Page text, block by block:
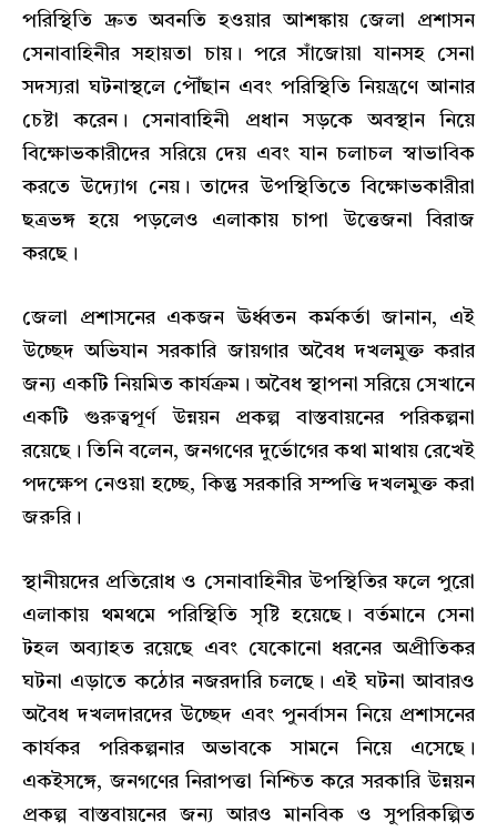
পরিস্থিতি দ্রুত অবনতি হওয়ার আশঙ্কায় জেলা প্রশাসন
সেনাবাহিনীর সহায়তা চায়। পরে সাঁজোয়া যানসহ সেনা
সদস্যরা ঘটনাস্থলে পৌঁছান এবং পরিস্থিতি নিয়ন্ত্রণে আনার
চেষ্টা করেন। সেনাবাহিনী প্রধান সড়কে অবস্থান নিয়ে
বিক্ষোভকারীদের সরিয়ে দেয় এবং যান চলাচল স্বাভাবিক
করতে উদ্যোগ নেয়। তাদের উপস্থিতিতে বিক্ষোভকারীরা
ছত্রভঙ্গ হয়ে পড়লেও এলাকায় চাপা উত্তেজনা বিরাজ
করছে।
জেলা প্রশাসনের একজন ঊর্ধ্বতন কর্মকর্তা জানান, এই
উচ্ছেদ অভিযান সরকারি জায়গার অবৈধ দখলমুক্ত করার
জন্য একটি নিয়মিত কার্যক্রম। অবৈধ স্থাপনা সরিয়ে সেখানে
একটি গুরুত্বপূর্ণ উন্নয়ন প্রকল্প বাস্তবায়নের পরিকল্পনা
রয়েছে। তিনি বলেন, জনগণের দুর্ভোগের কথা মাথায় রেখেই
পদক্ষেপ নেওয়া হচ্ছে, কিন্তু সরকারি সম্পত্তি দখলমুক্ত করা
জরুরি।
স্থানীয়দের প্রতিরোধ ও সেনাবাহিনীর উপস্থিতির ফলে পুরো
এলাকায় থমথমে পরিস্থিতি সৃষ্টি হয়েছে। বর্তমানে সেনা
টহল অব্যাহত রয়েছে এবং যেকোনো ধরনের অপ্রীতিকর
ঘটনা এড়াতে কঠোর নজরদারি চলছে। এই ঘটনা আবারও
অবৈধ দখলদারদের উচ্ছেদ এবং পুনর্বাসন নিয়ে প্রশাসনের
কার্যকর পরিকল্পনার অভাবকে সামনে নিয়ে এসেছে।
একইসঙ্গে, জনগণের নিরাপত্তা নিশ্চিত করে সরকারি উন্নয়ন
প্রকল্প বাস্তবায়নের জন্য আরও মানবিক ও সুপরিকল্পিত